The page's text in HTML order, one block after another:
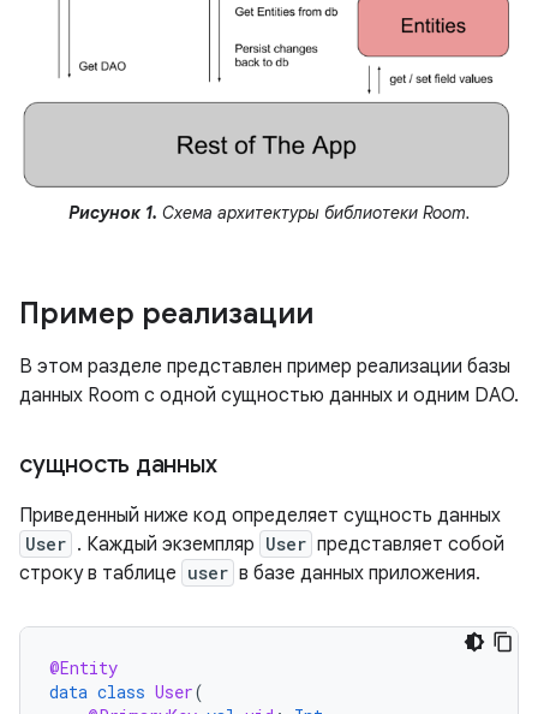
Рисунок 1. Схема архитектуры библиотеки Room.
Пример реализации
В этом разделе представлен пример реализации базы
данных Room с одной сущностью данных и одним DAO.
сущность данных
Приведенный ниже код определяет сущность данных
User . Каждый экземпляр User представляет собой
строку в таблице user в базе данных приложения.
@Entity
data class User(